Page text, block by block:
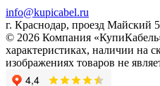
info@kupicabel.ru
г. Краснодар, проезд Майский 5
© 2026 Компания
характеристиках, наличии на
изображениях товаров не